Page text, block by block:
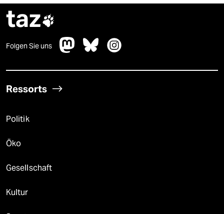
taz
Folgen Sie uns
Ressorts
Politik
Öko
Gesellschaft
Kultur